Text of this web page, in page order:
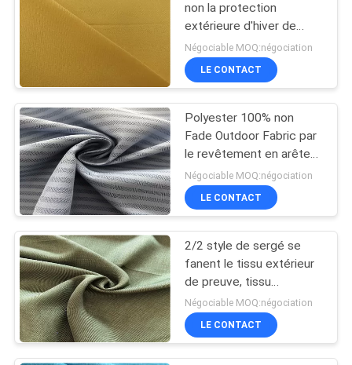
VISITE
D'USINE
CONTRÔLE
DE
QUALITÉ
CONTACTEZ-
NOUS
NOUVELLES
CAS
non la protection
extérieure d'hiver de
tissu avec des lignes
revêtement d'arête de
hareng
Négociable MOQ:négociation
LE CONTACT
Polyester 100% non
Fade Outdoor Fabric par
le revêtement en arête
de poisson de ratière de
yard résistant à l'usure
Négociable MOQ:négociation
LE CONTACT
2/2 style de sergé se
fanent le tissu extérieur
de preuve, tissu
respirable mou pour des
tissus de sports
Négociable MOQ:négociation
LE CONTACT